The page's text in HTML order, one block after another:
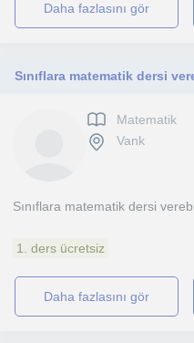
daha fazlasını gör
Sınıflara matematik dersi
Matematik
Vank
Sınıflara matematik dersi
1. ders ücretsiz
daha fazlasını gör